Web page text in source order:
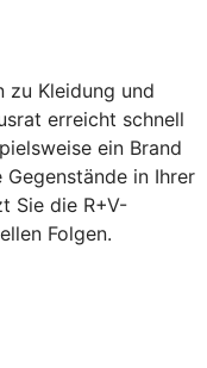
zu Kleidung und
erreicht schnell
ein Brand
Gegenstände in Ihrer
Sie die R+V-
Folgen.